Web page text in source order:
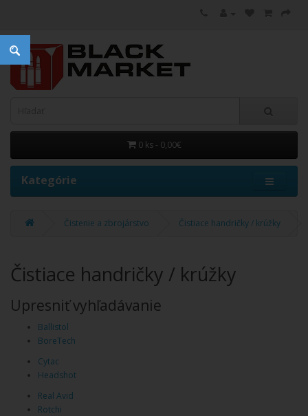
0 ks - 0,00€
Kategórie
Čistenie a zbrojárstvo Čistiace handričky / krúžky
Čistiace handričky / krúžky
Upresniť vyhľadávanie
Ballistol
BoreTech
Cytac
Headshot
Real Avid
Rotchi